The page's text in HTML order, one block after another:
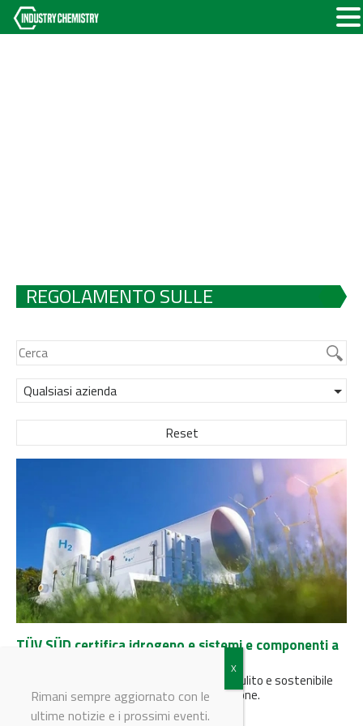
REGOLAMENTO SULLE
INFRASTRUTTURE PER I
COMBUSTIBILI ALTERNATIVI
Qualsiasi azienda
Reset
TÜV SÜD certifica idrogeno e sistemi e componenti a
TÜV SÜD fa un passo verso un futuro più pulito e sostenibile
presentando due nuovi marchi di certificazione.
Rimani sempre aggiornato con le
ultime notizie e i prossimi eventi.